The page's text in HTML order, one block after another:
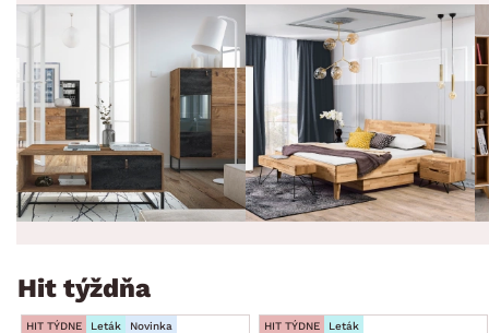
Hit týždňa
HIT TÝDNE Leták Novinka HIT TÝDNE Leták